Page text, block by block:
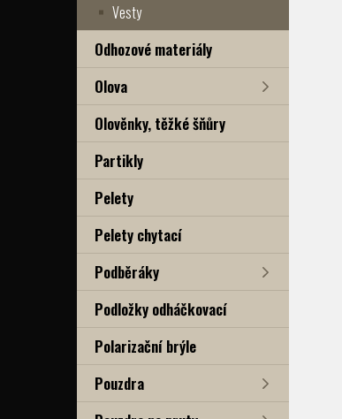
Vesty
Odhozové materiály
Olova
Olověnky, těžké šňůry
Partikly
Pelety
Pelety chytací
Podběráky
Podložky odháčkovací
Polarizační brýle
Pouzdra